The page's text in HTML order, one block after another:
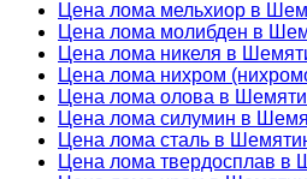
Цена лома мельхиор в
Цена лома молибден в
Цена лома никеля в
Цена лома нихром
Цена лома олова в
Цена лома силумин в
Цена лома сталь в
Цена лома твердосплав в